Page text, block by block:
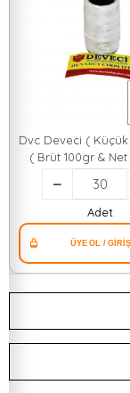
Dvc Deveci ( Küçük
( Brüt 100gr &
)*30x10
Adet